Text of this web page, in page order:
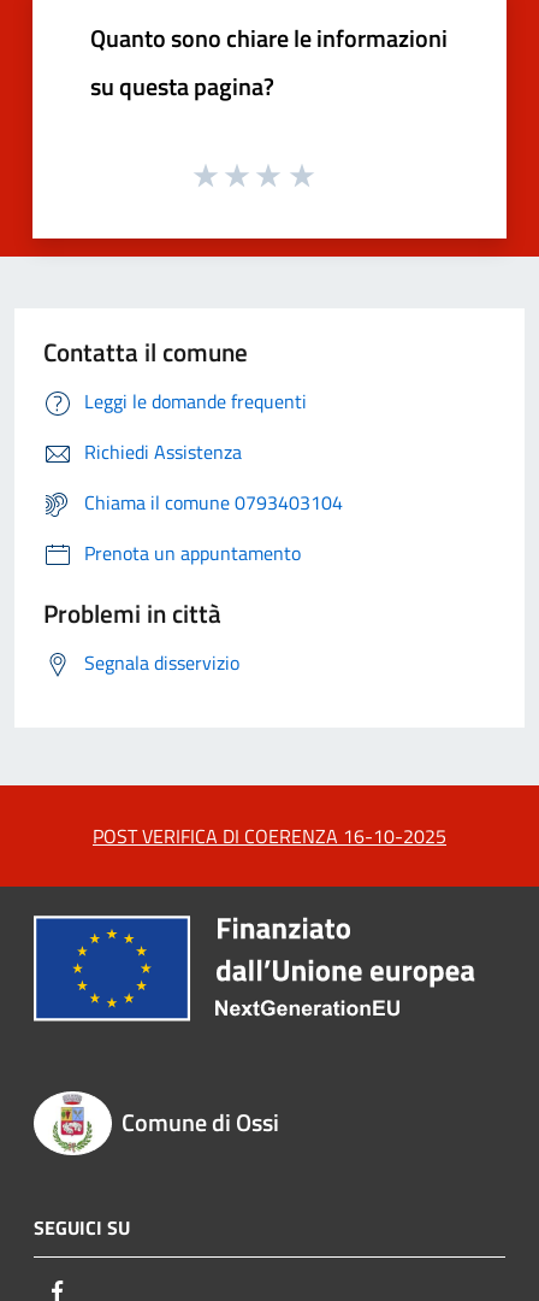
Quanto sono chiare le informazioni
su questa pagina?
Contatta il comune
Leggi le domande frequenti
Richiedi Assistenza
Chiama il comune 0793403104
Prenota un appuntamento
Problemi in città
Segnala disservizio
POST VERIFICA DI COERENZA 16-10-2025
Comune di Ossi
SEGUICI SU